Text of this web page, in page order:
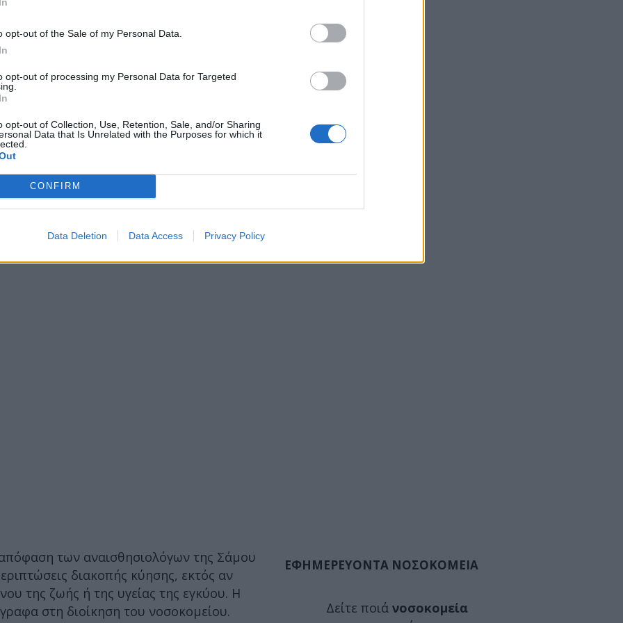
opt-out of the Sale of my Personal Data.
opt-out of processing my Personal Data for Targeted
opt-out of Collection, Use, Retention, Sale, and/or Sharing
Data that Is Unrelated with the Purposes for which it
CONFIRM
Data Deletion Data Access Privacy Policy
Συλλόγου Δημήτρη Βαρνάβα
τη στάση του«ανάρμοστη,
επικαλείται την ιδιότητα του και χωρίς να
Σάμου ως όφειλε, αναπαράγει ειδήσεις των
.
απόφαση των αναισθησιολόγων της Σάμου
διακοπής κύησης, εκτός αν
της ζωής ή της υγείας της εγκύου. Η
στη διοίκηση του νοσοκομείου.
ΕΦΗΜΕΡΕΥΟΝΤΑ ΝΟΣΟΚΟΜΕΙΑ
Δείτε ποιά νοσοκομεία